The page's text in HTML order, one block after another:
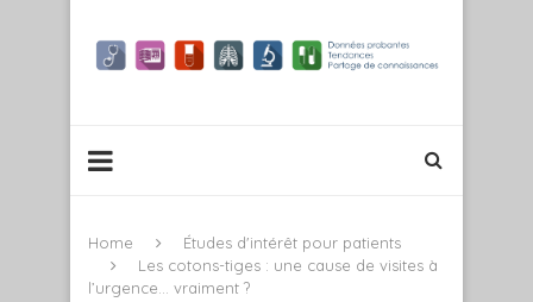
Home
Études d'intérêt pour patients
Les cotons-tiges : une cause de visites à
l’urgence… vraiment ?